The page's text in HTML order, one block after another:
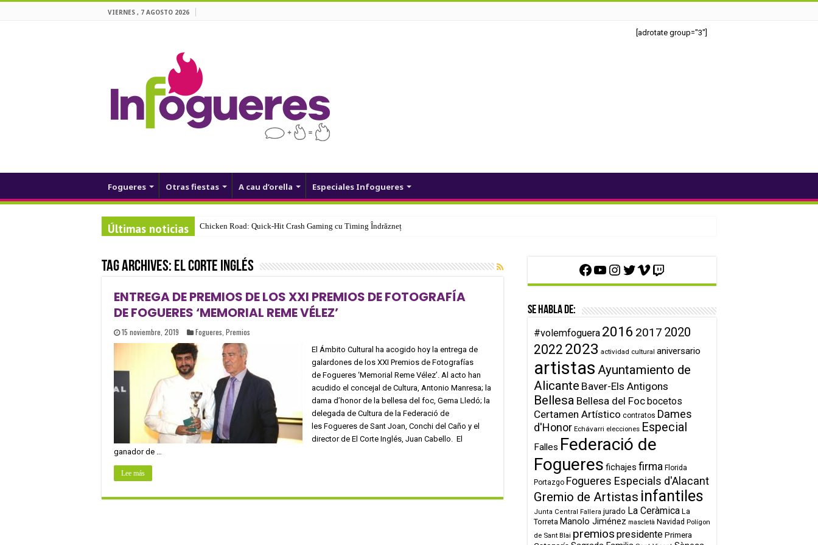
VIERNES , 7 AGOSTO 2026
[adrotate group="3"]
Fogueres Otras fiestas A cau d’orella Especiales Infogueres
Últimas noticias Chicken Road: Quick‑Hit Crash Gaming cu Timing Îndrăzneț
Tag Archives: El Corte Inglés
ENTREGA DE PREMIOS DE LOS XXI PREMIOS DE FOTOGRAFÍA
DE FOGUERES ‘MEMORIAL REME VÉLEZ’
15 noviembre, 2019 Fogueres Premios
El Ámbito Cultural ha acogido hoy la entrega de
galardones de los XXI Premios de Fotografías
de Fogueres ‘Memorial Reme Vélez’. Al acto han
acudido el concejal de Cultura, Antonio Manresa; la
dama d’honor de la bellesa del foc, Gema Lledó; la
delegada de Cultura de la Federació de
les Fogueres de Sant Joan, Conchi del Caño y el
director de El Corte Inglés, Juan Cabello. El
ganador de …
Lee más
Facebook
YouTube
Instagram
Twitter
VimeoTwitch
Se habla de:
#volemfoguera 2016 2017 2020
2022 2023 actividad cultural aniversario
artistas Ayuntamiento de
Alicante Baver-Els Antigons
Bellesa Bellesa del Focbocetos
Certamen Artístico contratos Dames
d'Honor Echávarri elecciones Especial
Falles Federació de
Fogueres fichajes firma Florida
Portazgo Fogueres Especials d'Alacant
Gremio de Artistas infantiles
Junta Central Fallera jurado La Ceràmica La
Torreta Manolo Jiménez mascletà Navidad Polígon
de Sant Blai premios presidentePrimera